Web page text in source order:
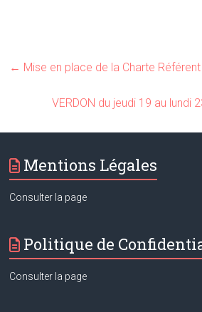
← Mise en place de la Charte Référent
VERDON du jeudi 19 au lundi
Mentions Légales
Consulter la page
Politique de
Consulter la page